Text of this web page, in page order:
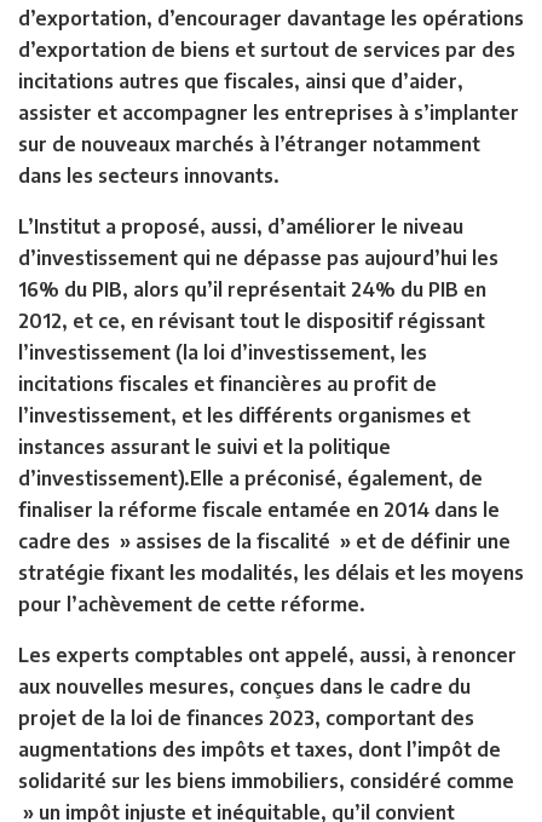
d’exportation, d’encourager davantage les opérations
d’exportation de biens et surtout de services par des
incitations autres que fiscales, ainsi que d’aider,
assister et accompagner les entreprises à s’implanter
sur de nouveaux marchés à l’étranger notamment
dans les secteurs innovants.
L’Institut a proposé, aussi, d’améliorer le niveau
d’investissement qui ne dépasse pas aujourd’hui les
16% du PIB, alors qu’il représentait 24% du PIB en
2012, et ce, en révisant tout le dispositif régissant
l’investissement (la loi d’investissement, les
incitations fiscales et financières au profit de
l’investissement, et les différents organismes et
instances assurant le suivi et la politique
d’investissement).Elle a préconisé, également, de
finaliser la réforme fiscale entamée en 2014 dans le
cadre des » assises de la fiscalité » et de définir une
stratégie fixant les modalités, les délais et les moyens
pour l’achèvement de cette réforme.
Les experts comptables ont appelé, aussi, à renoncer
aux nouvelles mesures, conçues dans le cadre du
projet de la loi de finances 2023, comportant des
augmentations des impôts et taxes, dont l’impôt de
solidarité sur les biens immobiliers, considéré comme
» un impôt injuste et inéquitable, qu’il convient